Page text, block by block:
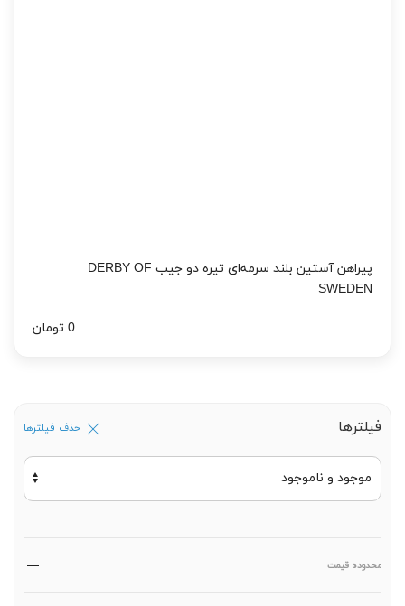
پیراهن آستین بلند سرمه‌ای تیره دو جیب DERBY OF
SWEDEN
0 تومان
فیلترها حذف فیلترها
محدوده قیمت